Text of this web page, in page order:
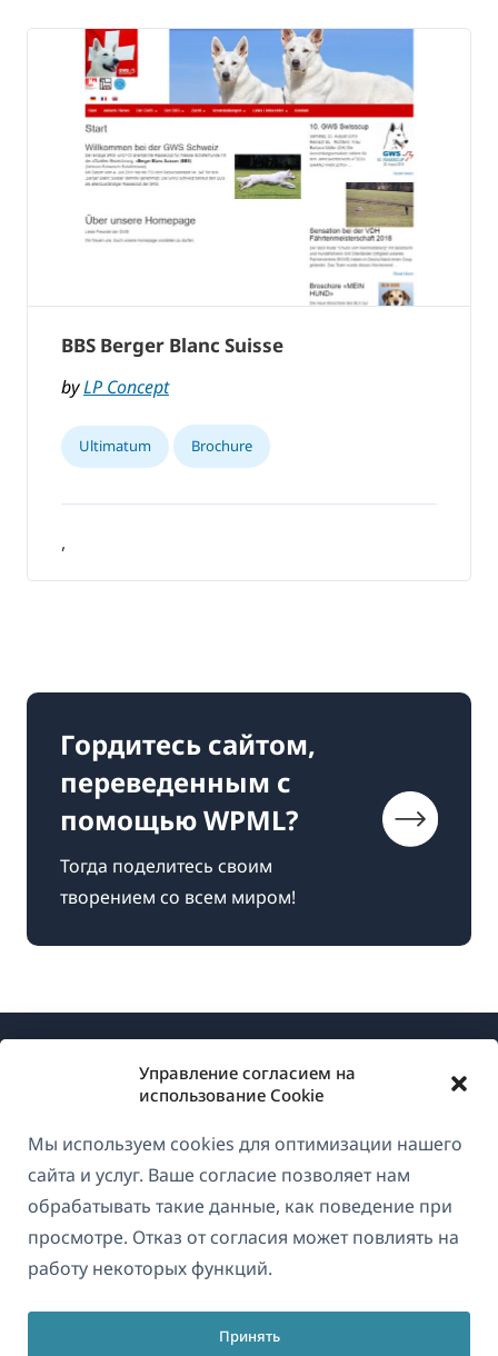
Управление согласием на
использование Cookie
Мы используем cookies для оптимизации нашего
сайта и услуг. Ваше согласие позволяет нам
обрабатывать такие данные, как поведение при
просмотре. Отказ от согласия может повлиять на
работу некоторых функций.
Принять
BBS Berger Blanc Suisse
byLP Concept
Ultimatum Brochure
,
Гордитесь сайтом,
переведенным с
помощью WPML?
Тогда поделитесь своим
творением со всем миром!
О WPML
GDPR и политика конфиденциальности
Присоединяйтесь к нашей команде
(открывается
в
новом
в
новом
в